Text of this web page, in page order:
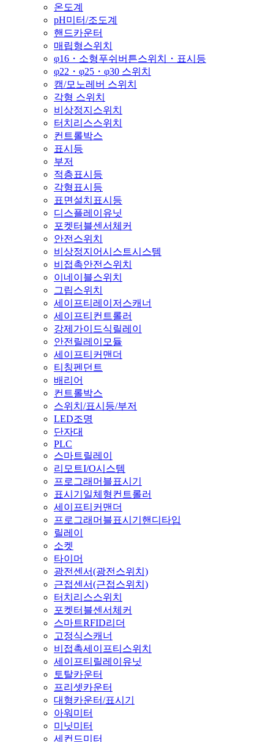
온도계
pH미터/조도계
핸드카운터
매립형스위치
φ16・소형푸쉬버튼스위치・표시등
φ22・φ25・φ30 스위치
캠/모노레버 스위치
각형 스위치
비상정지스위치
터치리스스위치
컨트롤박스
표시등
부저
적층표시등
각형표시등
표면설치표시등
디스플레이유닛
포켓터블센서체커
안전스위치
비상정지어시스트시스템
비접촉안전스위치
이네이블스위치
그립스위치
세이프티레이저스캐너
세이프티컨트롤러
강제가이드식릴레이
안전릴레이모듈
세이프티커맨더
티칭펜던트
배리어
컨트롤박스
스위치/표시등/부저
LED조명
단자대
PLC
스마트릴레이
리모트I/O시스템
프로그래머블표시기
표시기일체형컨트롤러
세이프티커맨더
프로그래머블표시기핸디타입
릴레이
소켓
타이머
광전센서(광전스위치)
근접센서(근접스위치)
터치리스스위치
포켓터블센서체커
스마트RFID리더
고정식스캐너
비접촉세이프티스위치
세이프티릴레이유닛
토탈카운터
프리셋카운터
대형카운터/표시기
아워미터
미닛미터
세컨드미터